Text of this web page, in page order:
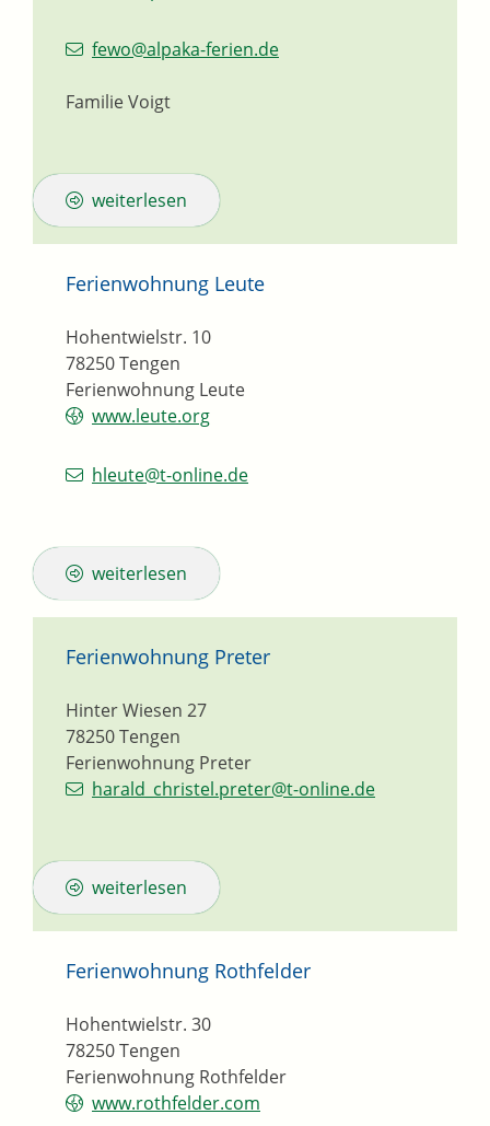
fewo@alpaka-ferien.de
Familie Voigt
weiterlesen
Ferienwohnung Leute
Ferienwohnung Leute
Hohentwielstr. 10
78250Tengen
www.leute.org
hleute@t-online.de
weiterlesen
Ferienwohnung Preter
Ferienwohnung Preter
Hinter Wiesen 27
78250Tengen
harald_christel.preter@t-online.de
weiterlesen
Ferienwohnung Rothfelder
Ferienwohnung Rothfelder
Hohentwielstr. 30
78250Tengen
www.rothfelder.com